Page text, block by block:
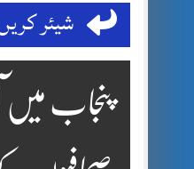
شیئر
پنجاب میں